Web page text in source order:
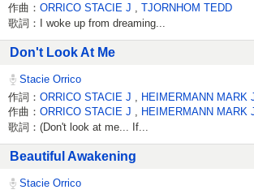
作曲： ORRICO STACIE J TJORNHOM TEDD
歌詞：I woke up from dreaming...
Don't Look At Me
Stacie Orrico
作詞： ORRICO STACIE J
HEIMERMANN MARK
作曲： ORRICO STACIE J HEIMERMANN MARK
歌詞：(Don't look at me... If...
Beautiful Awakening
Stacie Orrico